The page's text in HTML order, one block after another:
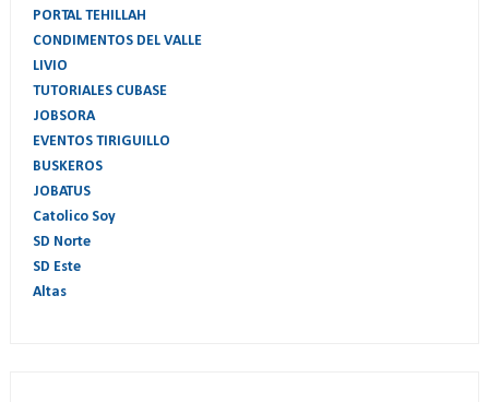
PORTAL TEHILLAH
CONDIMENTOS DEL VALLE
LIVIO
TUTORIALES CUBASE
JOBSORA
EVENTOS TIRIGUILLO
BUSKEROS
JOBATUS
Catolico Soy
SD Norte
SD Este
Altas